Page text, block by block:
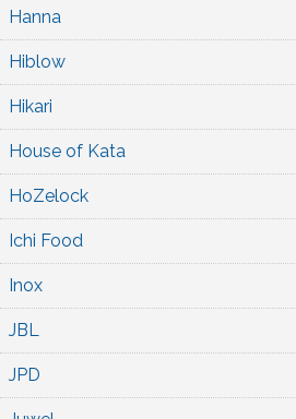
Hanna
Hiblow
Hikari
House of Kata
HoZelock
Ichi Food
Inox
JBL
JPD